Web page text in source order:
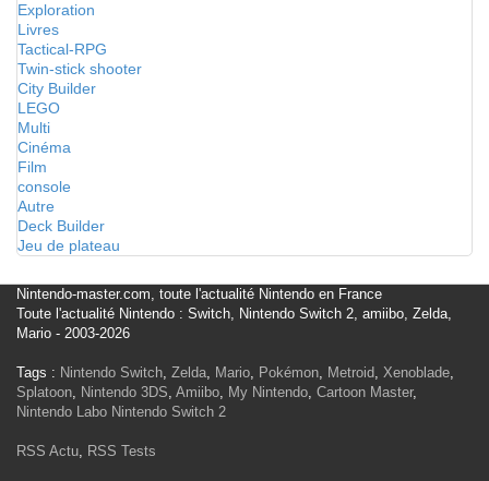
Exploration
Livres
Tactical-RPG
Twin-stick shooter
City Builder
LEGO
Multi
Cinéma
Film
console
Autre
Deck Builder
Jeu de plateau
Nintendo-master.com, toute l'actualité Nintendo en France
Toute l'actualité Nintendo : Switch, Nintendo Switch 2, amiibo, Zelda,
Mario - 2003-2026
Tags : Nintendo Switch, Zelda, Mario, Pokémon, Metroid, Xenoblade,
Splatoon, Nintendo 3DS, Amiibo, My Nintendo, Cartoon Master,
Nintendo Labo Nintendo Switch 2
RSS Actu, RSS Tests